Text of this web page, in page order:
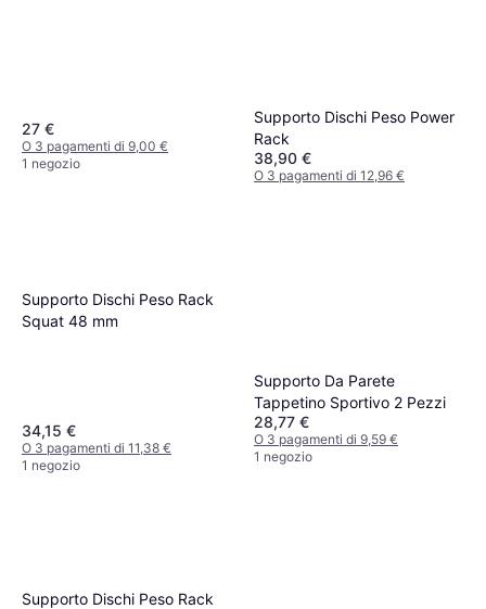
27 €
O 3 pagamenti di 9,00 €
1 negozio
Supporto Dischi Peso Power
Rack
38,90 €
O 3 pagamenti di 12,96 €
Supporto Dischi Peso Rack
Squat 48 mm
34,15 €
O 3 pagamenti di 11,38 €
1 negozio
Supporto Da Parete
Tappetino Sportivo 2 Pezzi
28,77 €
O 3 pagamenti di 9,59 €
1 negozio
Supporto Dischi Peso Rack